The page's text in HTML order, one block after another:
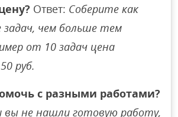
Ответ: Соберите как
чем больше тем
от 10 задач цена
руб.
с разными работами?
вы не нашли готовую работу,